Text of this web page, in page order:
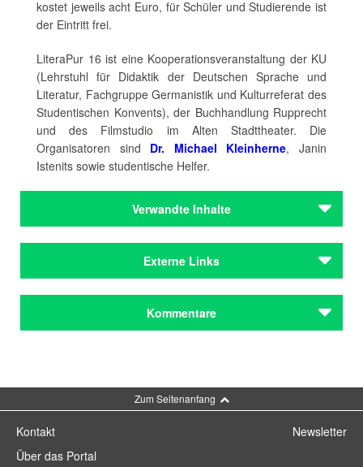
kostet jeweils acht Euro, für Schüler und Studierende ist
der Eintritt frei.
LiteraPur 16 ist eine Kooperationsveranstaltung der KU
(Lehrstuhl für Didaktik der Deutschen Sprache und
Literatur, Fachgruppe Germanistik und Kulturreferat des
Studentischen Konvents), der Buchhandlung Rupprecht
und des Filmstudio im Alten Stadttheater. Die
Organisatoren sind Dr. Michael Kleinherne, Janin
Istenits sowie studentische Helfer.
Verwandte Inhalte
Gomringer, Nora
Kleinherne, Michael
Gomringer, Nora
LiteraPur in Eichstätt / Eichstätt
Reihen & Festivals
Externe Links
Programm LiteraPur 2016
Kommentare
Zum Seitenanfang
Kontakt
Über das Portal
Newsletter